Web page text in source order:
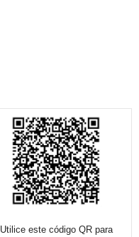
Utilice este código QR para